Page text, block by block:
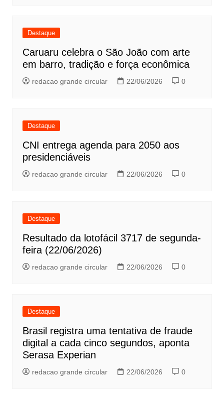
Destaque
Caruaru celebra o São João com arte
em barro, tradição e força econômica
redacao grande circular 22/06/2026 0
Destaque
CNI entrega agenda para 2050 aos
presidenciáveis
redacao grande circular 22/06/2026 0
Destaque
Resultado da lotofácil 3717 de segunda-
feira (22/06/2026)
redacao grande circular 22/06/2026 0
Destaque
Brasil registra uma tentativa de fraude
digital a cada cinco segundos, aponta
Serasa Experian
redacao grande circular 22/06/2026 0